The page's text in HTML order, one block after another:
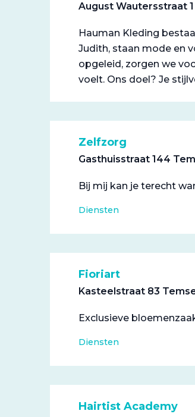
August Wautersstraat
Hauman Kleding
Judith, staan mode en
opgeleid, zorgen we
voelt. Ons doel? Je
Zelfzorg
Gasthuisstraat 144
Bij mij kan je terecht
Diensten
Fioriart
Kasteelstraat 83
Exclusieve
Diensten
Hairtist Academy